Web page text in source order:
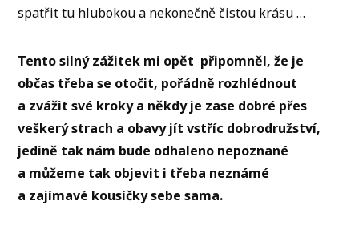
spatřit tu hlubokou a nekonečně čistou krásu …
Tento silný zážitek mi opět připomněl, že je
občas třeba se otočit, pořádně rozhlédnout
a zvážit své kroky a někdy je zase dobré přes
veškerý strach a obavy jít vstříc dobrodružství,
jedině tak nám bude odhaleno nepoznané
a můžeme tak objevit i třeba neznámé
a zajímavé kousíčky sebe sama.